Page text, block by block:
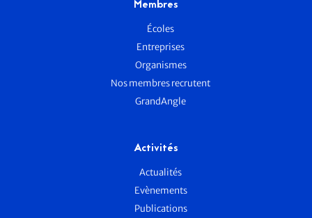
Membres
Écoles
Entreprises
Organismes
Nos membres recrutent
GrandAngle
Activités
Actualités
Evènements
Publications